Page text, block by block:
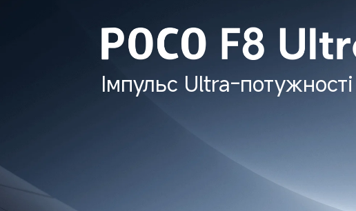
Імпульс Ultra-потужності